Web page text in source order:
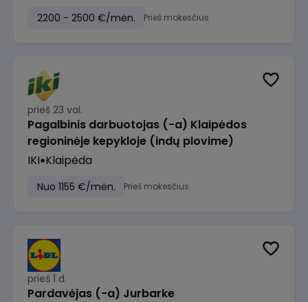
2200 - 2500 €/mėn. Prieš mokesčius
prieš 23 val.
Pagalbinis darbuotojas (-a) Klaipėdos
regioninėje kepykloje (indų plovime)
IKI Klaipėda
Nuo 1155 €/mėn. Prieš mokesčius
prieš 1 d.
Pardavėjas (-a) Jurbarke